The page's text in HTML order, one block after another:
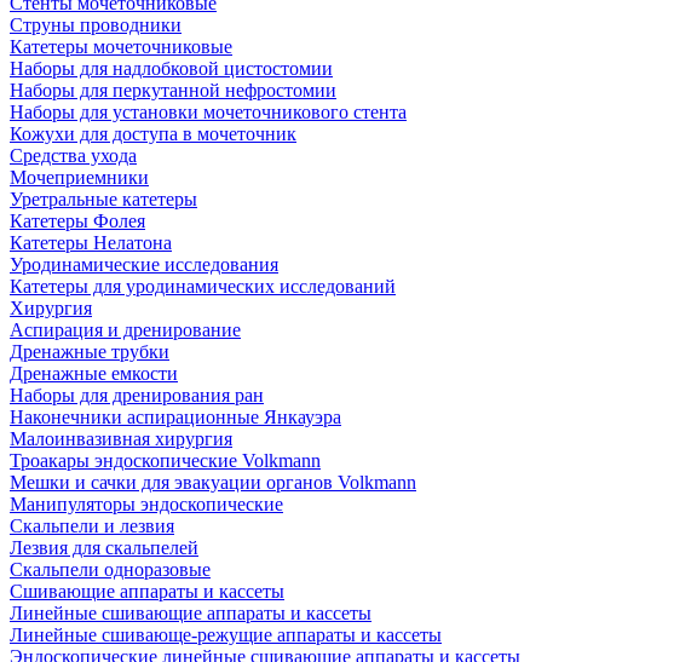
Струны проводники
Катетеры мочеточниковые
Наборы для надлобковой цистостомии
Наборы для перкутанной нефростомии
Наборы для установки мочеточникового стента
Кожухи для доступа в мочеточник
Средства ухода
Мочеприемники
Уретральные катетеры
Катетеры Фолея
Катетеры Нелатона
Уродинамические исследования
Катетеры для уродинамических исследований
Хирургия
Аспирация и дренирование
Дренажные трубки
Дренажные емкости
Наборы для дренирования ран
Наконечники аспирационные Янкауэра
Малоинвазивная хирургия
Троакары эндоскопические Volkmann
Мешки и сачки для эвакуации органов Volkmann
Манипуляторы эндоскопические
Скальпели и лезвия
Лезвия для скальпелей
Скальпели одноразовые
Сшивающие аппараты и кассеты
Линейные сшивающие аппараты и кассеты
Линейные сшивающе-режущие аппараты и кассеты
Эндоскопические линейные сшивающие аппараты и кассеты